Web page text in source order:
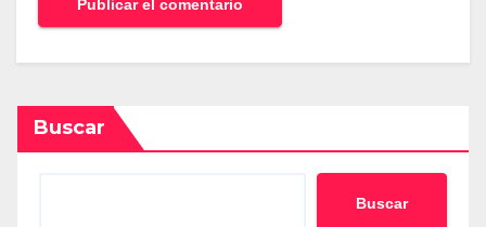
Buscar
Buscar